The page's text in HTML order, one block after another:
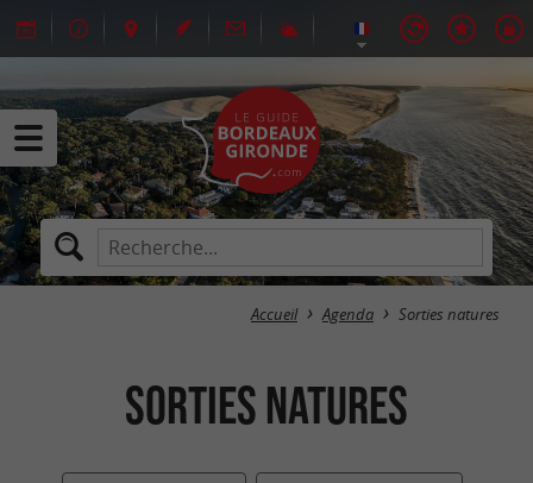
Accueil Agenda Sorties natures
Sorties natures